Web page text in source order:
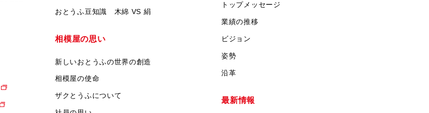
おとうふ豆知識 木綿 VS 絹
相模屋の思い
新しいおとうふの世界の創造
相模屋の使命
ザクとうふについて
トップメッセージ
業績の推移
ビジョン
姿勢
沿革
最新情報